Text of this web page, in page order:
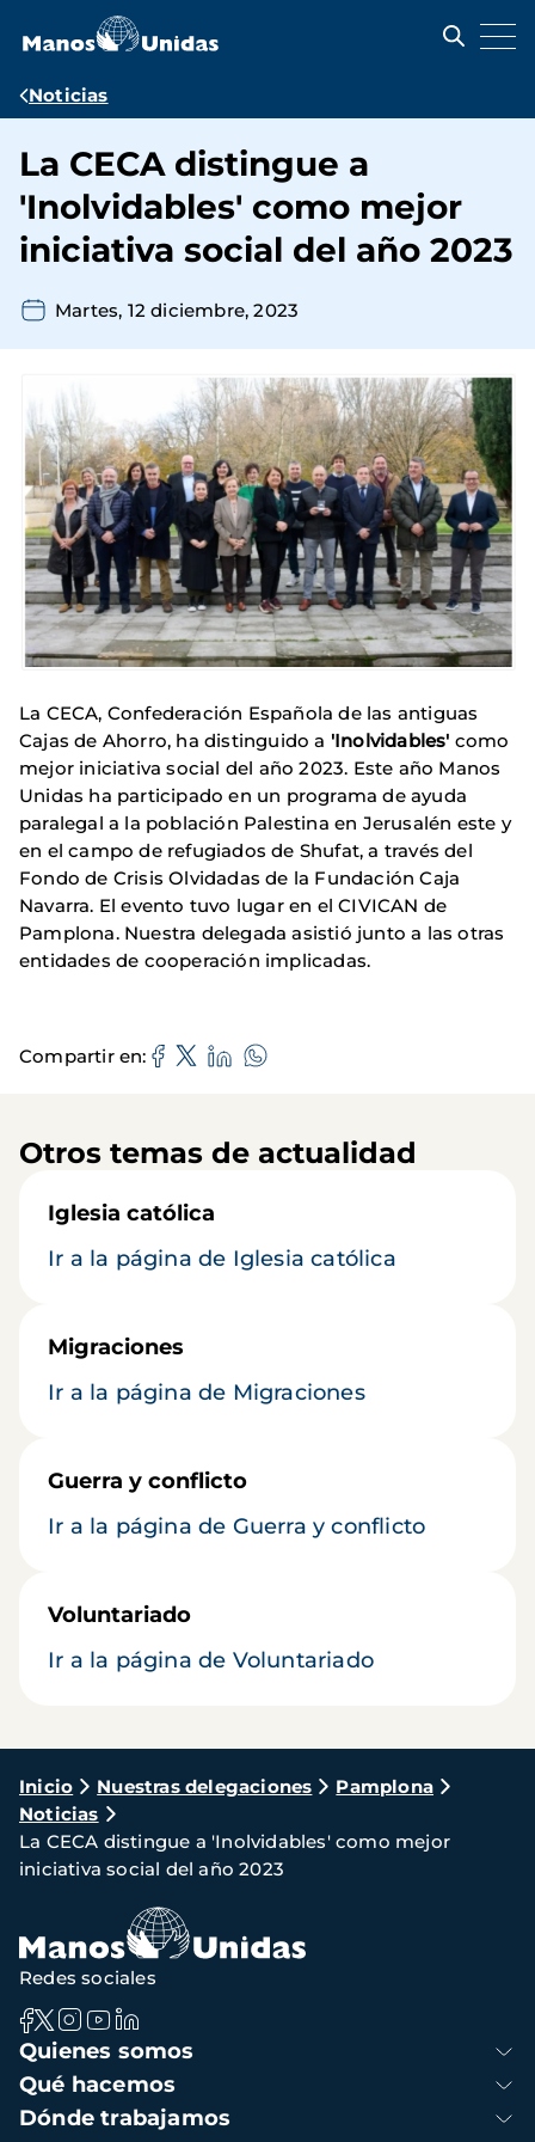
contenido
Ruta
navegación
Noticias
La CECA distingue a
'Inolvidables' como mejor
iniciativa social del año 2023
Martes, 12 diciembre, 2023
La CECA, Confederación Española de las antiguas
Cajas de Ahorro, ha distinguido a 'Inolvidables' como
mejor iniciativa social del año 2023. Este año Manos
Unidas ha participado en un programa de ayuda
paralegal a la población Palestina en Jerusalén este y
en el campo de refugiados de Shufat, a través del
Fondo de Crisis Olvidadas de la Fundación Caja
Navarra. El evento tuvo lugar en el CIVICAN de
Pamplona. Nuestra delegada asistió junto a las otras
entidades de cooperación implicadas.
Compartir en
Otros temas de actualidad
Iglesia católica
Ir a la página de Iglesia católica
Migraciones
Ir a la página de Migraciones
Guerra y conflicto
Ir a la página de Guerra y conflicto
Voluntariado
Ir a la página de Voluntariado
Ruta
de
navegación
Inicio Nuestras delegaciones
Pamplona
Noticias
La CECA distingue a 'Inolvidables' como mejor
iniciativa social del año 2023
Navegación
principal
Quienes somos
Qué hacemos
Dónde trabajamos
Redes sociales